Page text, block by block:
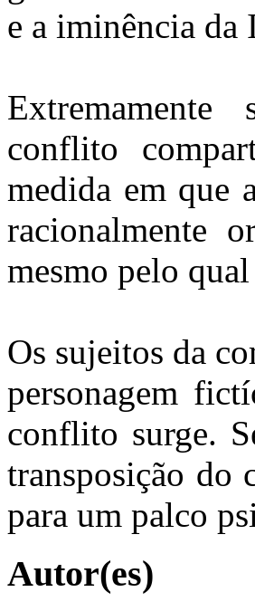
e a iminência da
conflito
medida em que
racionalmente
mesmo pelo
Os sujeitos da
personagem
conflito surge.
transposição do
para um palco
Autor(es)